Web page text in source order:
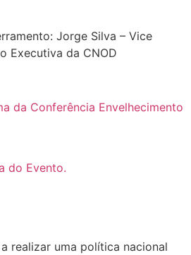
Jorge Silva – Vice
Executiva da CNOD
da Conferência Envelhecimento
do Evento.
realizar uma política nacional